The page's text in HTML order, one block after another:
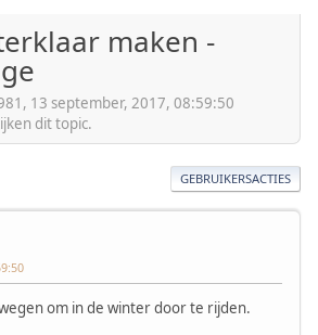
maken -
13 september, 2017, 08:59:50
dit topic.
GEBRUIKERSACTIES
om in de winter door te rijden.